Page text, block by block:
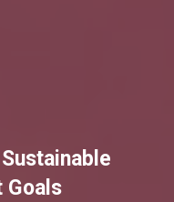
Goals